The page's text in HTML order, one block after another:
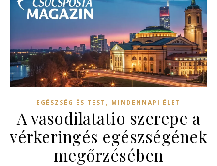
EGÉSZSÉG ÉS TEST , MINDENNAPI ÉLET
A vasodilatatio szerepe a
vérkeringés egészségének
megőrzésében